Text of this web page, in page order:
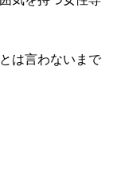
は言わないまで